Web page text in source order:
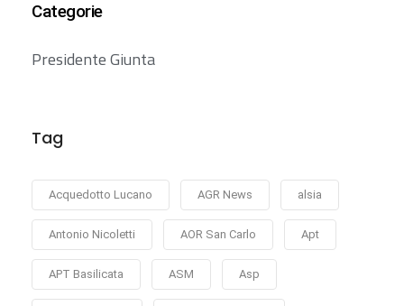
Categorie
Presidente Giunta
Tag
Acquedotto Lucano AGR News alsia
Antonio Nicoletti AOR San Carlo Apt
APT Basilicata ASM Asp